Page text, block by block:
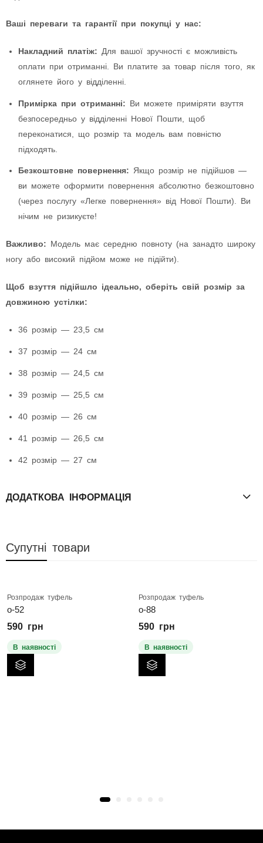
Ваші переваги та гарантії при покупці у нас:
Накладний платіж: Для вашої зручності є можливість
оплати при отриманні. Ви платите за товар після того, як
оглянете його у відділенні.
Примірка при отриманні: Ви можете приміряти взуття
безпосередньо у відділенні Нової Пошти, щоб
переконатися, що розмір та модель вам повністю
підходять.
Безкоштовне повернення: Якщо розмір не підійшов —
ви можете оформити повернення абсолютно безкоштовно
(через послугу «Легке повернення» від Нової Пошти). Ви
нічим не ризикуєте!
Важливо: Модель має середню повноту (на занадто широку
ногу або високий підйом може не підійти).
Щоб взуття підійшло ідеально, оберіть свій розмір за
довжиною устілки:
36 розмір — 23,5 см
37 розмір — 24 см
38 розмір — 24,5 см
39 розмір — 25,5 см
40 розмір — 26 см
41 розмір — 26,5 см
42 розмір — 27 см
ДОДАТКОВА ІНФОРМАЦІЯ
Супутні товари
Розпродаж туфель
о-52
590 грн
В наявності
Розпродаж туфель
о-88
590 грн
В наявності